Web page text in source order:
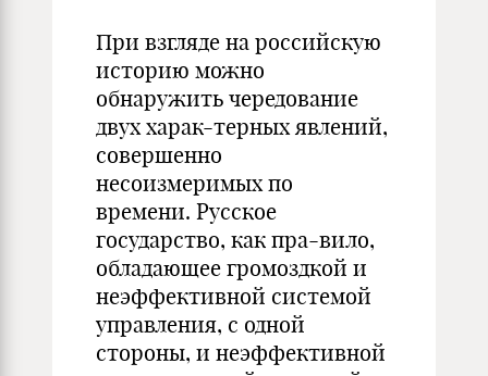
При взгляде на российскую
историю можно
обнаружить чередование
двух харак-терных явлений,
совершенно
несоизмеримых по
времени. Русское
государство, как пра-вило,
обладающее громоздкой и
неэффективной системой
управления, с одной
стороны, и неэффективной